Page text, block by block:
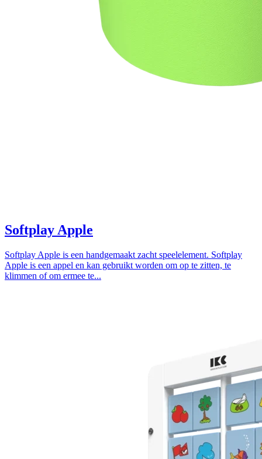
Softplay Apple
Softplay Apple is een handgemaakt zacht speelelement. Softplay
Apple is een appel en kan gebruikt worden om op te zitten, te
klimmen of om ermee te...